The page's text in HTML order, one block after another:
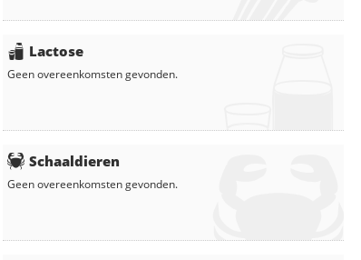
Lactose
Geen overeenkomsten gevonden.
Schaaldieren
Geen overeenkomsten gevonden.